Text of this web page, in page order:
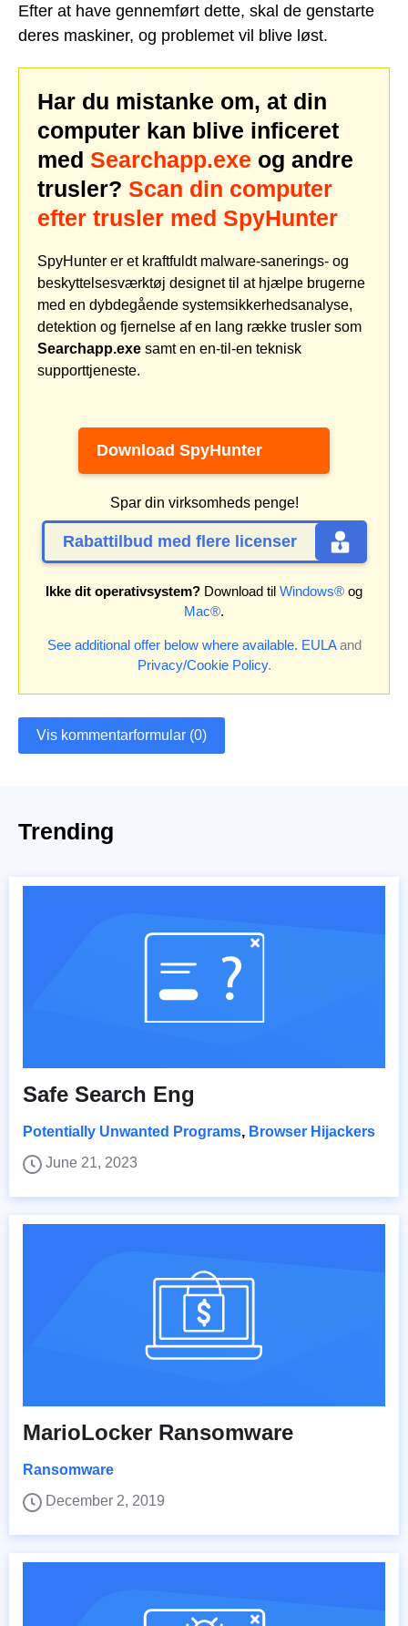
Efter at have gennemført dette, skal de genstarte
deres maskiner, og problemet vil blive løst.
Har du mistanke om, at din
computer kan blive inficeret
med Searchapp.exe og andre
trusler? Scan din computer
efter trusler med SpyHunter
SpyHunter er et kraftfuldt malware-sanerings- og
beskyttelsesværktøj designet til at hjælpe brugerne
med en dybdegående systemsikkerhedsanalyse,
detektion og fjernelse af en lang række trusler som
Searchapp.exe samt en en-til-en teknisk
supporttjeneste.
Download SpyHunter
Spar din virksomheds penge!
Rabattilbud med flere licenser
Ikke dit operativsystem? Download til Windows® og
Mac®.
See additional offer below where available. EULAand
Privacy/Cookie Policy.
Vis kommentarformular (0)
Trending
Safe Search Eng
Potentially Unwanted Programs, Browser Hijackers
June 21, 2023
MarioLocker Ransomware
Ransomware
December 2, 2019